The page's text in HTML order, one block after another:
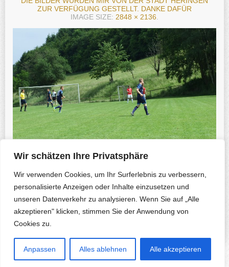
Wir schätzen Ihre Privatsphäre
Wir verwenden Cookies, um Ihr Surferlebnis zu verbessern,
personalisierte Anzeigen oder Inhalte einzusetzen und
unseren Datenverkehr zu analysieren. Wenn Sie auf „Alle
akzeptieren" klicken, stimmen Sie der Anwendung von
Cookies zu.
Anpassen Alles ablehnen Alle akzeptieren
ZUR VERFÜGUNG GESTELLT. DANKE DAFÜR
IMAGE SIZE: 2848 × 2136.
Previous Photo Next Photo